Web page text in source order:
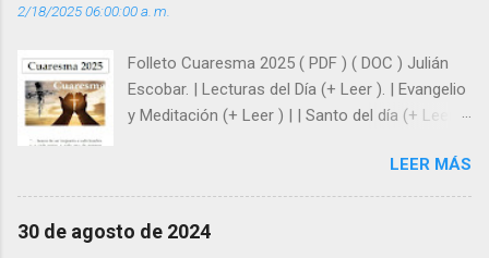
siempre está pendiente de nosotros. Amar es
y protegidos por nosotros. “ Señor, soy un
árbol sin frutos, pero tú me das la savia para
que al menos mis ramas y hojas den sombra
super hombre? - ¿Superas tu fragilidad con la
gracia de Dios? Julián Escobar. | Lecturas del
Día (+ Leer ). | Evangelio y Meditación (+ Leer ) |
2/18/2025 06:00:00 a. m.
Folleto Cuaresma 2025 ( PDF ) ( DOC ) Julián
Escobar. | Lecturas del Día (+ Leer ). | Evangelio
y Meditación (+ Leer ) | | Santo del día (+ Leer )
LEER MÁS
30 de agosto de 2024